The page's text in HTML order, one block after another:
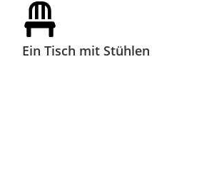
Ein Tisch mit Stühlen